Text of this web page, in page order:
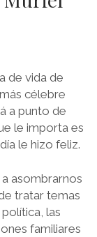
de vida de
célebre
a punto de
le importa es
le hizo feliz.
asombrarnos
tratar temas
las
familiares